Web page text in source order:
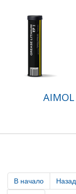
AIMOL
В начало Назад